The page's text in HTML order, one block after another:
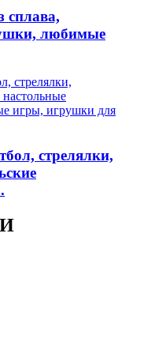
сплава,
любимые
стрелялки,